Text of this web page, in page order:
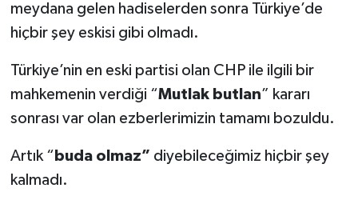
meydana gelen hadiselerden sonra Türkiye’de
hiçbir şey eskisi gibi olmadı.
Türkiye’nin en eski partisi olan CHP ile ilgili bir
mahkemenin verdiği “Mutlak butlan” kararı
sonrası var olan ezberlerimizin tamamı bozuldu.
Artık “ buda olmaz” diyebileceğimiz hiçbir şey
kalmadı.